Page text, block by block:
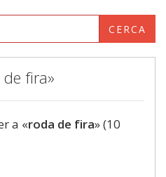
CERCA
fira»
a «roda de fira» (10